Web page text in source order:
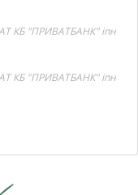
КБ "ПРИВАТБАНК" іпн
КБ "ПРИВАТБАНК" іпн